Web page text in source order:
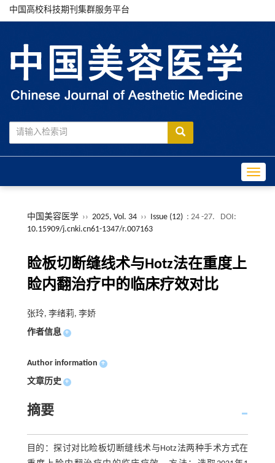
中国高校科技期刊集群服务平台
中国美容医学 ›› 2025, Vol. 34 ›› Issue (12) : 24 -27.
DOI:
10.15909/j.cnki.cn61-1347/r.007163
睑板切断缝线术与Hotz法在重度上
睑内翻治疗中的临床疗效对比
张玲, 李绪莉, 李娇
作者信息 +
Author information +
文章历史 +
摘要
目的：探讨对比睑板切断缝线术与Hotz法两种手术方式在